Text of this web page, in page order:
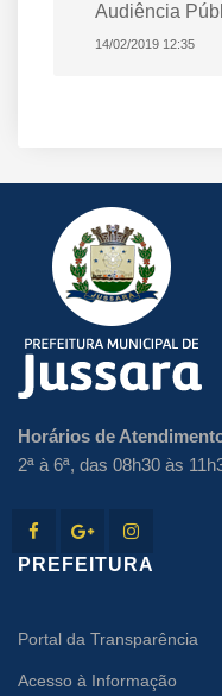
Audiência
14/02/2019 12:35
Horários de
2ª à 6ª, das 08h30 às
PREFEITURA
Portal da Transparência
Acesso à Informação